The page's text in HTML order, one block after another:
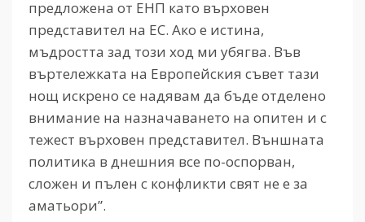
предложена от ЕНП като върховен
представител на ЕС. Ако е истина,
мъдростта зад този ход ми убягва. Във
въртележката на Европейския съвет тази
нощ искрено се надявам да бъде отделено
внимание на назначаването на опитен и с
тежест върховен представител. Външната
политика в днешния все по-оспорван,
сложен и пълен с конфликти свят не е за
аматьори”.